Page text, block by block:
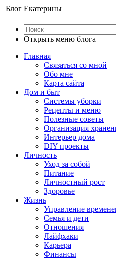
Блог Екатерины
Открыть меню блога
Главная
Связаться со мной
Обо мне
Карта сайта
Дом и быт
Системы уборки
Рецепты и меню
Полезные советы
Организация
Интерьер дома
DIY проекты
Личность
Уход за собой
Питание
Личностный рост
Здоровье
Жизнь
Управление
Семья и дети
Отношения
Лайфхаки
Карьера
Финансы